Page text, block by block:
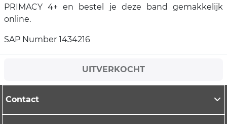
PRIMACY 4+ en bestel je deze band gemakkelijk
online.
SAP Number 1434216
UITVERKOCHT
Contact